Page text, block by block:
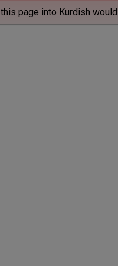
this page into Kurdish